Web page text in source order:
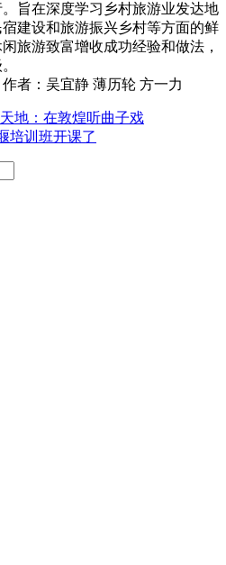
旨在深度学习乡村旅游业发达地
建设和旅游振兴乡村等方面的鲜
旅游致富增收成功经验和做法，
者：吴宜静 薄历轮 方一力
地：在敦煌听曲子戏
培训班开课了